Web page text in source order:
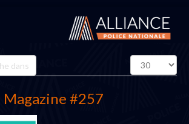
Affichage
#
Magazine #257